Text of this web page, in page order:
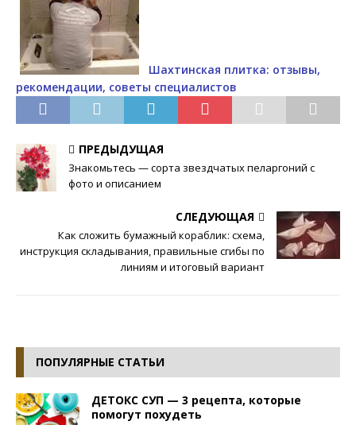
Шахтинская плитка: отзывы,
рекомендации, советы специалистов
ПРЕДЫДУЩАЯ
Знакомьтесь — сорта звездчатых пеларгоний с
фото и описанием
СЛЕДУЮЩАЯ
Как сложить бумажный кораблик: схема,
инструкция складывания, правильные сгибы по
линиям и итоговый вариант
ПОПУЛЯРНЫЕ СТАТЬИ
ДЕТОКС СУП — 3 рецепта, которые
помогут похудеть